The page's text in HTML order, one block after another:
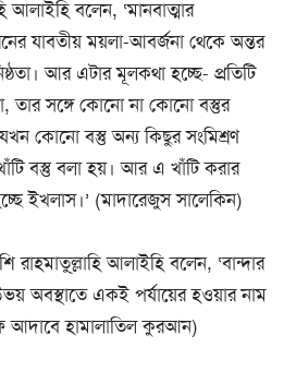
আলাইহি বলেন, ‘মানবাত্মার
যাবতীয় ময়লা-আবর্জনা থেকে অন্তর
আর এটার মূলকথা হচ্ছে- প্রতিটি
তার সঙ্গে কোনো না কোনো বস্তুর
কোনো বস্তু অন্য কিছুর সংমিশ্রণ
বস্তু বলা হয়। আর এ খাঁটি করার
ইখলাস।’ (মাদারেজুস সালেকিন)
আলাইহি বলেন, ‘বান্দার
অবস্থাতে একই পর্যায়ের হওয়ার নাম
আদাবে হামালাতিল কুরআন)